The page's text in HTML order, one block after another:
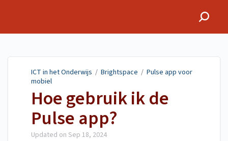
ICT in het Onderwijs / Brightspace / Pulse app voor
mobiel
Hoe gebruik ik de
Pulse app?
Updated on Sep 18, 2024